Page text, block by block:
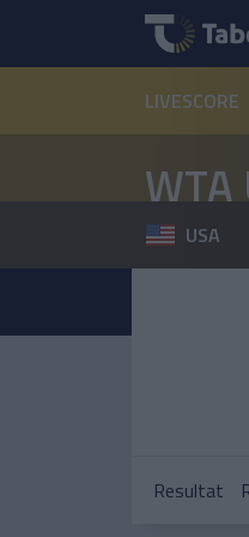
LIVESCORE
WTA
USA
Resultat